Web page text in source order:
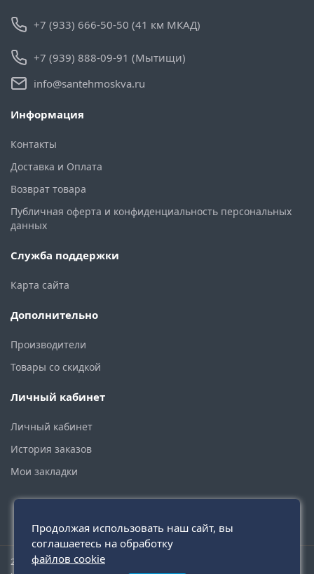
+7 (933) 666-50-50 (41 км МКАД)
+7 (939) 888-09-91 (Мытищи)
info@santehmoskva.ru
Информация
Контакты
Доставка и Оплата
Возврат товара
Публичная оферта и конфиденциальность персональных
данных
Служба поддержки
Карта сайта
Дополнительно
Производители
Товары со скидкой
Личный кабинет
Личный кабинет
История заказов
Мои закладки
2015 - 2026 © santehmoskva.ru — интернет-магазин сантехники
Продолжая использовать наш сайт, вы
соглашаетесь на обработку
файлов cookie